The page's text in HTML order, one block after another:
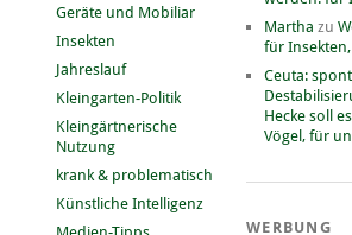
Geräte und Mobiliar
Insekten
Jahreslauf
Kleingarten-Politik
Kleingärtnerische
Nutzung
krank & problematisch
Künstliche Intelligenz
Martha zu
für
Ceuta:
Hecke soll
Vögel, für
WERBUNG